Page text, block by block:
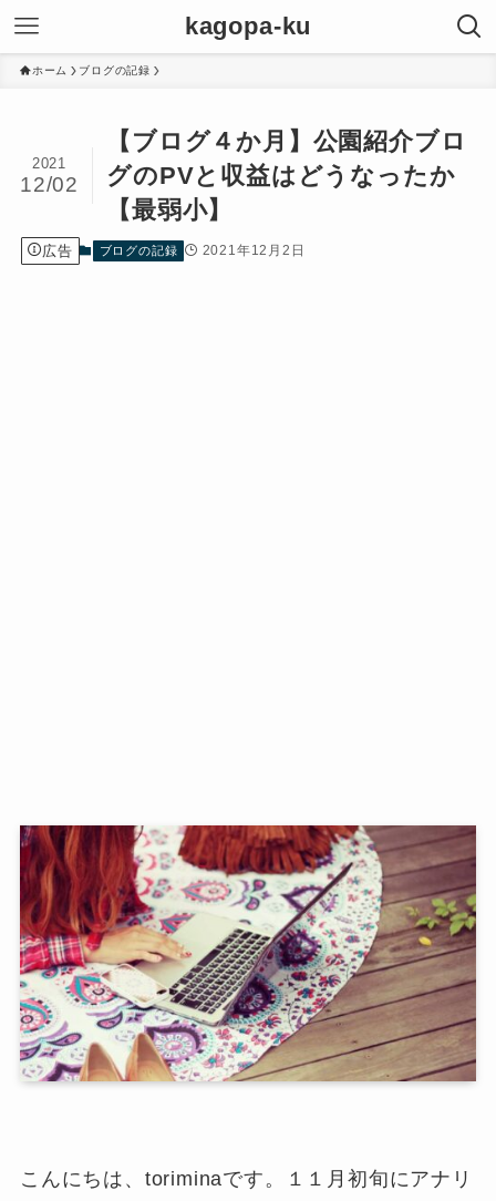
kagopa-ku
ホーム ブログの記録
【ブログ４か月】公園紹介ブロ
グのPVと収益はどうなったか
【最弱小】
2021
12/02
広告 ブログの記録 2021年12月2日
こんにちは、toriminaです。１１月初旬にアナリ